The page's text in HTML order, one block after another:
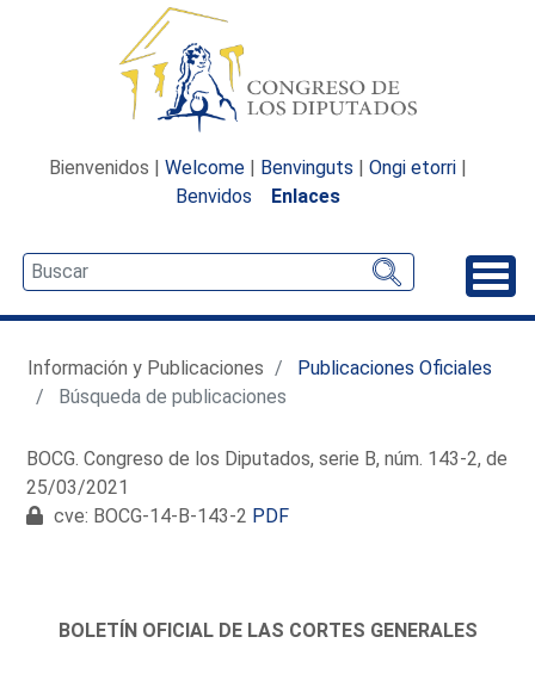
Bienvenidos | Welcome | Benvinguts | Ongi etorri |
Benvidos
Enlaces
Información y Publicaciones
Publicaciones Oficiales
Búsqueda de publicaciones
BOCG. Congreso de los Diputados, serie B, núm. 143-2, de
25/03/2021
cve: BOCG-14-B-143-2 PDF
BOLETÍN OFICIAL DE LAS CORTES GENERALES